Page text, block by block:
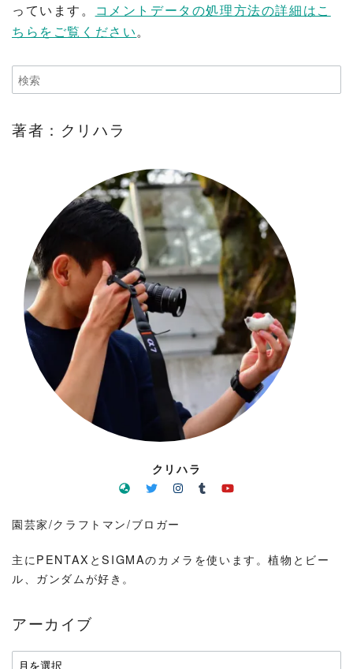
っています。
コメントデータの処理方法の詳細はこ
ちらをご覧ください。
著者：クリハラ
クリハラ
園芸家/クラフトマン/ブロガー
主にPENTAXとSIGMAのカメラを使います。植物とビー
ル、ガンダムが好き。
アーカイブ
ア